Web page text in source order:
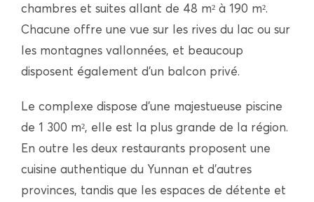
chambres et suites allant de 48 m² à 190 m².
Chacune offre une vue sur les rives du lac ou sur
les montagnes vallonnées, et beaucoup
disposent également d’un balcon privé.
Le complexe dispose d’une majestueuse piscine
de 1 300 m², elle est la plus grande de la région.
En outre les deux restaurants proposent une
cuisine authentique du Yunnan et d’autres
provinces, tandis que les espaces de détente et